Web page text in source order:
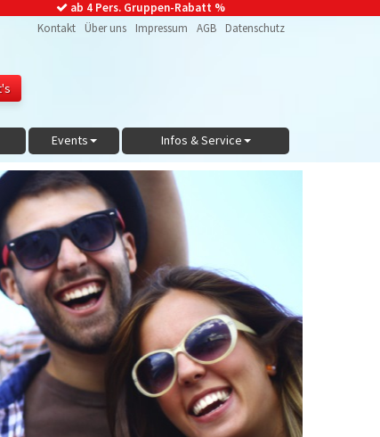
ab 4 Pers. Gruppen-Rabatt %
Kontakt Über uns Impressum AGB Datenschutz
Events Infos & Service